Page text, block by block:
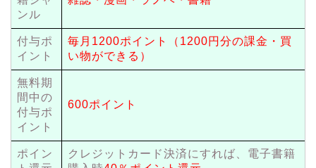
ンル
付与ポ
イント
毎月1200ポイント（1200円分の課金・買
い物ができる）
無料期
間中の
付与ポ
イント
600ポイント
ポイン
クレジットカード決済にすれば、電子書籍